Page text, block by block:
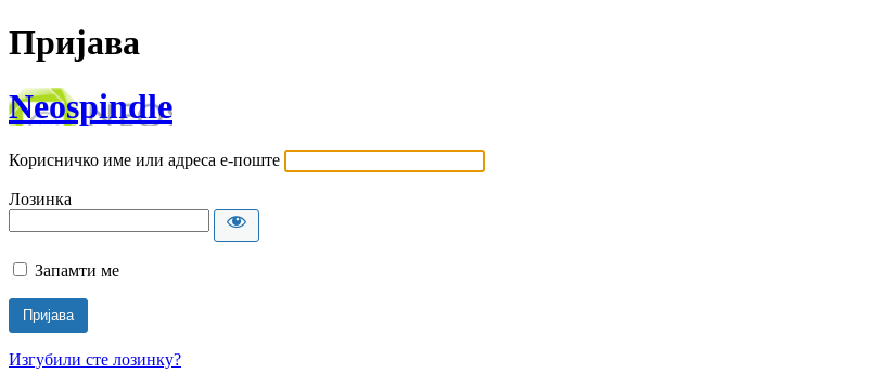
Пријава
Neospindle
Корисничко име или адреса е-поште
Лозинка
Запамти ме
Изгубили сте лозинку?